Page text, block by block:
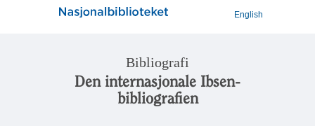
English
Bibliografi
Den internasjonale Ibsen-
bibliografien